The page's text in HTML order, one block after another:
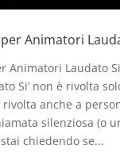
Animatori
Animatori Laudato
Si’ non è rivolta
anche a
silenziosa (o
chiedendo se...